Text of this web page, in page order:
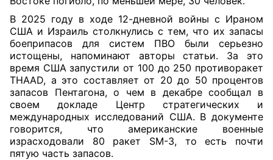
В 2025 году в ходе 12-дневной войны с Ираном
США и Израиль столкнулись с тем, что их запасы
боеприпасов для систем ПВО были серьезно
истощены, напоминают авторы статьи. За это
время США запустили от 100 до 250 противоракет
THAAD, а это составляет от 20 до 50 процентов
запасов Пентагона, о чем в декабре сообщал в
своем докладе Центр стратегических и
международных исследований США. В документе
говорится, что американские военные
израсходовали 80 ракет SM-3, то есть почти
пятую часть запасов.